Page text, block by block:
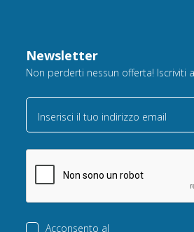
Newsletter
Non perderti nessun offerta! Iscriviti
Inserisci il tuo indirizzo email
Acconsento al